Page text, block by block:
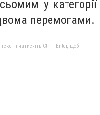
у категорії
перемогами.
і натисніть Ctrl + Enter, щоб